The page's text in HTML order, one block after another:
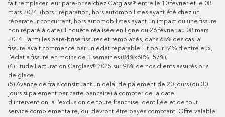
fait remplacer leur pare-brise chez Carglass® entre le 10 février et le 08
mars 2024. (hors : réparation, hors automobilistes ayant été chez un
réparateur concurrent, hors automobilistes ayant un impact ou une fissure
non réparé à date). Enquête réalisée en ligne du 26 février au 08 mars
2024. Parmi les pare-brise fissurés et remplacés, dans 68% des cas la
fissure avait commencé par un éclat réparable. Et pour 84% d’entre eux,
l’éclat a fissuré en moins de 3 semaines (84%x68%=57%).
(4) Etude Facturation Carglass® 2025 sur 98% de nos clients assurés bris
de glace.
(5) Avance de frais constituant un délai de paiement de 20 jours (ou 30
jours si paiement par carte bancaire) à compter de la date
d’intervention, à l’exclusion de toute franchise identifiée et de tout
service complémentaire, qui devront être payés comptant. Offre valable